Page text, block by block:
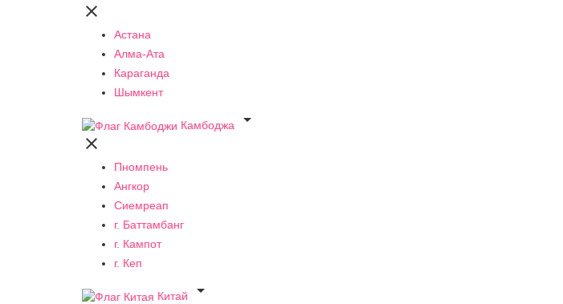

Астана
Алма-Ата
Караганда
Шымкент
Камбоджа


Пномпень
Ангкор
Сиемреап
г. Баттамбанг
г. Кампот
г. Кеп
Китай
